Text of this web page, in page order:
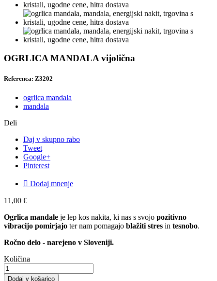
OGRLICA MANDALA vijolična
Referenca: Z3202
ogrlica mandala
mandala
Deli
Daj v skupno rabo
Tweet
Google+
Pinterest
 Dodaj mnenje
11,00 €
Ogrlica mandale je lep kos nakita, ki nas s svojo pozitivno
vibracijo pomirjajo ter nam pomagajo blažiti stres in tesnobo.
Ročno delo - narejeno v Sloveniji.
Količina
Dodaj v košarico